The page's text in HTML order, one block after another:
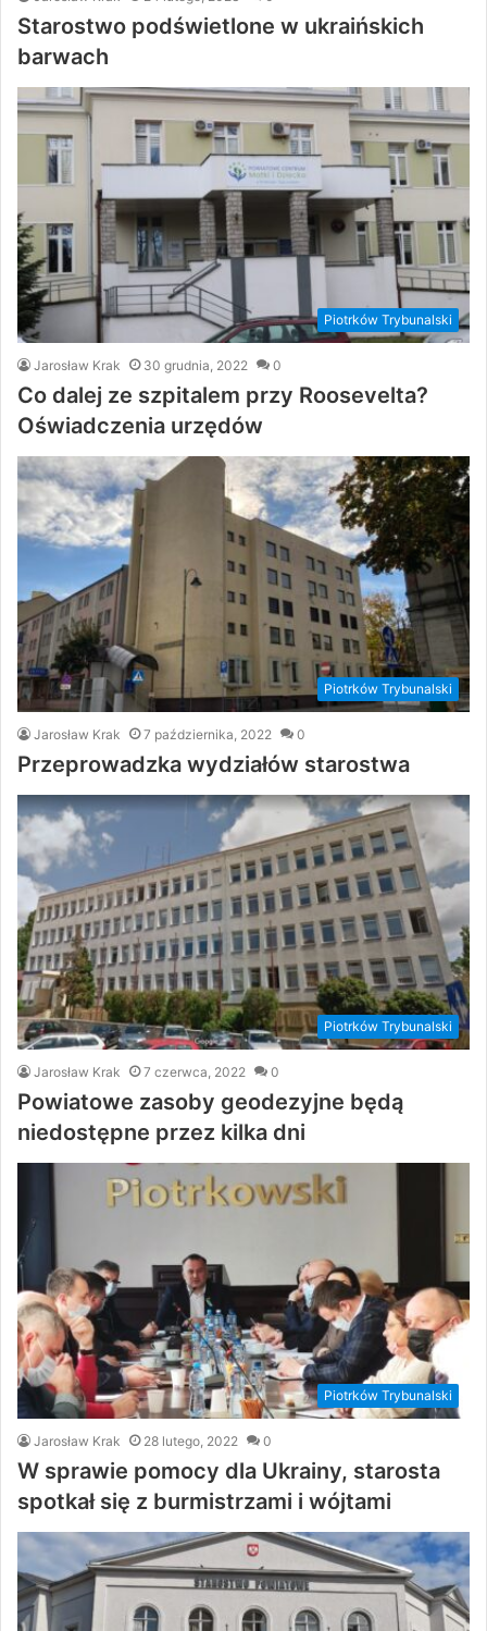
Starostwo podświetlone w ukraińskich
barwach
Piotrków Trybunalski
Jarosław Krak 30 grudnia, 2022 0
Co dalej ze szpitalem przy Roosevelta?
Oświadczenia urzędów
Piotrków Trybunalski
Jarosław Krak 7 października, 2022 0
Przeprowadzka wydziałów starostwa
Piotrków Trybunalski
Jarosław Krak 7 czerwca, 2022 0
Powiatowe zasoby geodezyjne będą
niedostępne przez kilka dni
Piotrków Trybunalski
Jarosław Krak 28 lutego, 2022 0
W sprawie pomocy dla Ukrainy, starosta
spotkał się z burmistrzami i wójtami